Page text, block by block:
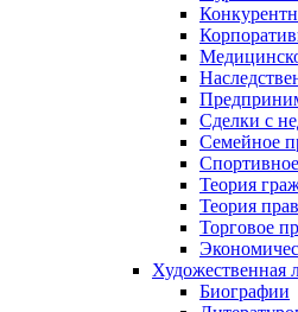
Сделки с
Семейное
Теория
Теория
Торговое
Художественная
Биографии